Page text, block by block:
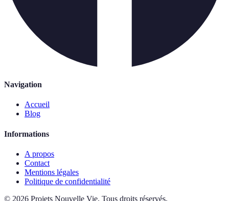
Navigation
Accueil
Blog
Informations
A propos
Contact
Mentions légales
Politique de confidentialité
© 2026 Projets Nouvelle Vie. Tous droits réservés.